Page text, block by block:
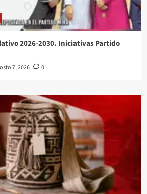
2026-2030. Iniciativas Partido
7, 2026 0